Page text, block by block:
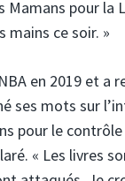
pour la
mains ce soir. »
en 2019 et a
ses mots sur
pour le
« Les livres